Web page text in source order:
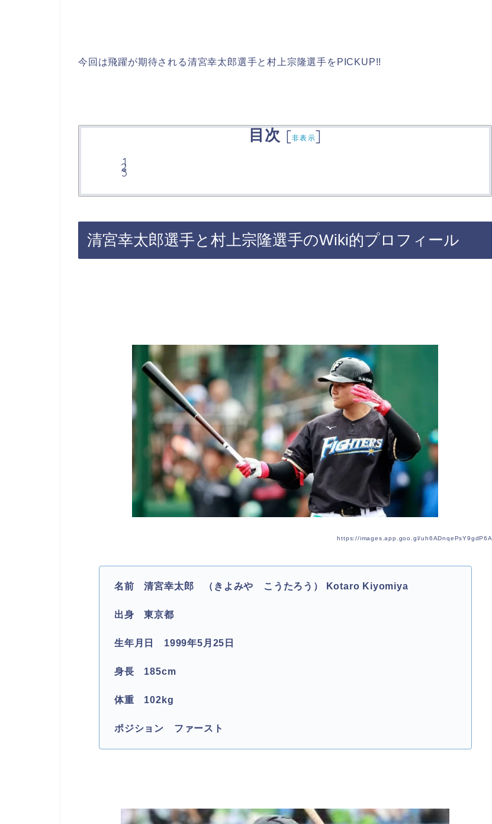
今回は飛躍が期待される清宮幸太郎選手と村上宗隆選手をPICKUP!!
目次 [非表示]
清宮幸太郎選手と村上宗隆選手のWiki的プロフィール
https://images.app.goo.gl/uh6ADnqePsY9gdP6A
名前 清宮幸太郎 （きよみや こうたろう） Kotaro Kiyomiya
出身 東京都
生年月日 1999年5月25日
身長 185cm
体重 102kg
ポジション ファースト